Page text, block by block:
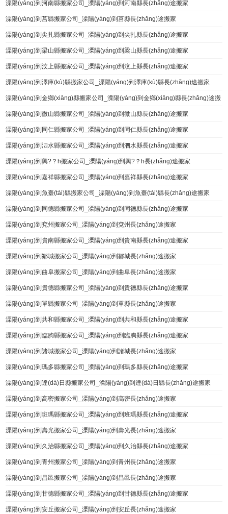
溧陽(yáng)到河南縣搬家公司_溧陽(yáng)到河南縣長(zhǎng)途搬家
溧陽(yáng)到莒縣搬家公司_溧陽(yáng)到莒縣長(zhǎng)途搬家
溧陽(yáng)到尖扎縣搬家公司_溧陽(yáng)到尖扎縣長(zhǎng)途搬家
溧陽(yáng)到梁山縣搬家公司_溧陽(yáng)到梁山縣長(zhǎng)途搬家
溧陽(yáng)到汶上縣搬家公司_溧陽(yáng)到汶上縣長(zhǎng)途搬家
溧陽(yáng)到澤庫(kù)縣搬家公司_溧陽(yáng)到澤庫(kù)縣長(zhǎng)途搬家
溧陽(yáng)到金鄉(xiāng)縣搬家公司_溧陽(yáng)到金鄉(xiāng)縣長(zhǎng)途搬
家
溧陽(yáng)到微山縣搬家公司_溧陽(yáng)到微山縣長(zhǎng)途搬家
溧陽(yáng)到同仁縣搬家公司_溧陽(yáng)到同仁縣長(zhǎng)途搬家
溧陽(yáng)到泗水縣搬家公司_溧陽(yáng)到泗水縣長(zhǎng)途搬家
溧陽(yáng)到興?？h搬家公司_溧陽(yáng)到興?？h長(zhǎng)途搬家
溧陽(yáng)到嘉祥縣搬家公司_溧陽(yáng)到嘉祥縣長(zhǎng)途搬家
溧陽(yáng)到魚臺(tái)縣搬家公司_溧陽(yáng)到魚臺(tái)縣長(zhǎng)途搬家
溧陽(yáng)到同德縣搬家公司_溧陽(yáng)到同德縣長(zhǎng)途搬家
溧陽(yáng)到兗州搬家公司_溧陽(yáng)到兗州長(zhǎng)途搬家
溧陽(yáng)到貴南縣搬家公司_溧陽(yáng)到貴南縣長(zhǎng)途搬家
溧陽(yáng)到鄒城搬家公司_溧陽(yáng)到鄒城長(zhǎng)途搬家
溧陽(yáng)到曲阜搬家公司_溧陽(yáng)到曲阜長(zhǎng)途搬家
溧陽(yáng)到貴德縣搬家公司_溧陽(yáng)到貴德縣長(zhǎng)途搬家
溧陽(yáng)到單縣搬家公司_溧陽(yáng)到單縣長(zhǎng)途搬家
溧陽(yáng)到共和縣搬家公司_溧陽(yáng)到共和縣長(zhǎng)途搬家
溧陽(yáng)到臨朐縣搬家公司_溧陽(yáng)到臨朐縣長(zhǎng)途搬家
溧陽(yáng)到諸城搬家公司_溧陽(yáng)到諸城長(zhǎng)途搬家
溧陽(yáng)到瑪多縣搬家公司_溧陽(yáng)到瑪多縣長(zhǎng)途搬家
溧陽(yáng)到達(dá)日縣搬家公司_溧陽(yáng)到達(dá)日縣長(zhǎng)途搬家
溧陽(yáng)到高密搬家公司_溧陽(yáng)到高密長(zhǎng)途搬家
溧陽(yáng)到班瑪縣搬家公司_溧陽(yáng)到班瑪縣長(zhǎng)途搬家
溧陽(yáng)到壽光搬家公司_溧陽(yáng)到壽光長(zhǎng)途搬家
溧陽(yáng)到久治縣搬家公司_溧陽(yáng)到久治縣長(zhǎng)途搬家
溧陽(yáng)到青州搬家公司_溧陽(yáng)到青州長(zhǎng)途搬家
溧陽(yáng)到昌邑搬家公司_溧陽(yáng)到昌邑長(zhǎng)途搬家
溧陽(yáng)到甘德縣搬家公司_溧陽(yáng)到甘德縣長(zhǎng)途搬家
溧陽(yáng)到安丘搬家公司_溧陽(yáng)到安丘長(zhǎng)途搬家